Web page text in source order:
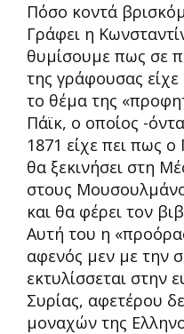
Πόσο κοντά
Γράφει η
θυμίσουμε πως σε
της γράφουσας είχε
το θέμα της
Πάϊκ, ο οποίος -
1871 είχε πει πως
θα ξεκινήσει στη
στους
και θα φέρει τον
Αυτή του η
αφενός μεν με την
εκτυλίσσεται στην
Συρίας, αφετέρου
μοναχών της